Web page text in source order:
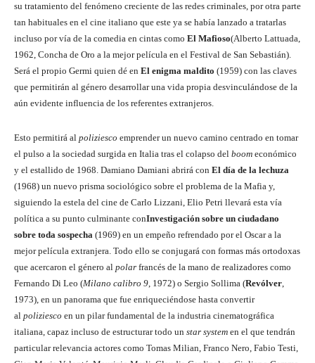
su tratamiento del fenómeno creciente de las redes criminales, por otra parte
tan habituales en el cine italiano que este ya se había lanzado a tratarlas
incluso por vía de la comedia en cintas como El Mafioso(Alberto Lattuada,
1962, Concha de Oro a la mejor película en el Festival de San Sebastián).
Será el propio Germi quien dé en El enigma maldito (1959) con las claves
que permitirán al género desarrollar una vida propia desvinculándose de la
aún evidente influencia de los referentes extranjeros.
Esto permitirá al poliziesco emprender un nuevo camino centrado en tomar
el pulso a la sociedad surgida en Italia tras el colapso del boom económico
y el estallido de 1968. Damiano Damiani abrirá con El día de la lechuza
(1968) un nuevo prisma sociológico sobre el problema de la Mafia y,
siguiendo la estela del cine de Carlo Lizzani, Elio Petri llevará esta vía
política a su punto culminante conInvestigación sobre un ciudadano
sobre toda sospecha (1969) en un empeño refrendado por el Oscar a la
mejor película extranjera. Todo ello se conjugará con formas más ortodoxas
que acercaron el género al polar francés de la mano de realizadores como
Fernando Di Leo (Milano calibro 9, 1972) o Sergio Sollima (Revólver,
1973), en un panorama que fue enriqueciéndose hasta convertir
al poliziesco en un pilar fundamental de la industria cinematográfica
italiana, capaz incluso de estructurar todo un star system en el que tendrán
particular relevancia actores como Tomas Milian, Franco Nero, Fabio Testi,